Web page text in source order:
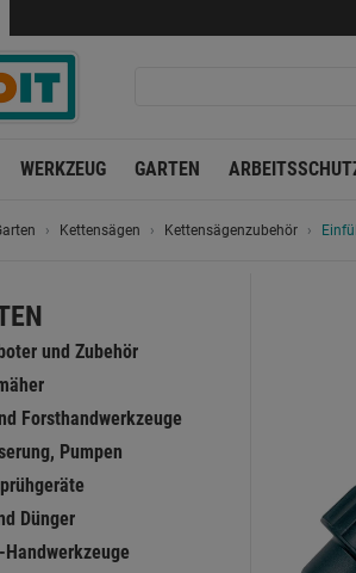
WERKZEUG GARTEN
Kettensägen Kettensägenzubehör
und Zubehör
Forsthandwerkzeuge
Pumpen
Dünger
Handwerkzeuge